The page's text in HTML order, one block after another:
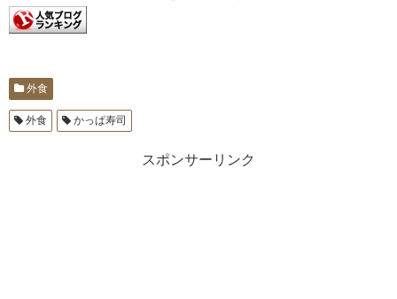
外食
外食 かっぱ寿司
スポンサーリンク